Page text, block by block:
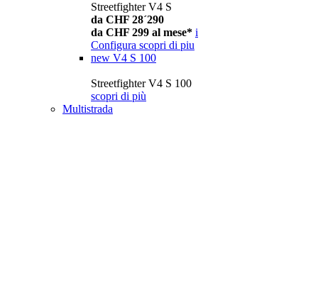
Streetfighter V4 S
da CHF 28´290
da CHF 299 al mese* i
Configura scopri di piu
new V4 S 100
Streetfighter V4 S 100
scopri di più
Multistrada